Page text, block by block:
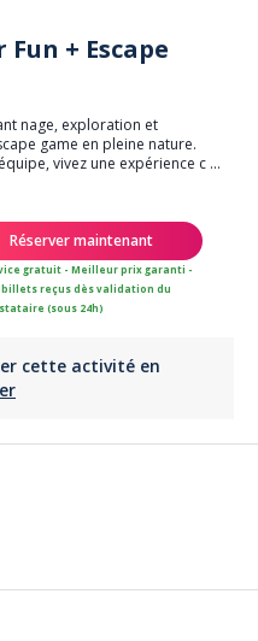
Fun + Escape
nage, exploration et
game en pleine nature.
vivez une expérience c ...
Réserver maintenant
gratuit - Meilleur prix garanti -
billets reçus dès validation du
(sous 24h)
cette activité en